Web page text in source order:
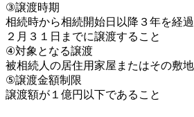
③譲渡時期
相続時から相続開始日以降３年を経
２月３１日までに譲渡すること
④対象となる譲渡
被相続人の居住用家屋またはその敷
⑤譲渡金額制限
譲渡額が１億円以下であること